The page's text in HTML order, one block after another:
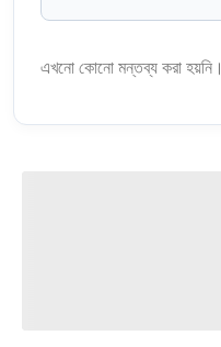
এখনো কোনো মন্তব্য করা হয়নি।